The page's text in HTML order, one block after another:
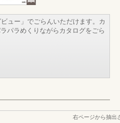
ュー」でごらんいただけます。カ
パラめくりながらカタログをごら
右ページから抽出